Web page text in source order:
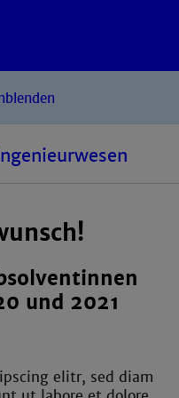
und 2021
elitr, sed diam